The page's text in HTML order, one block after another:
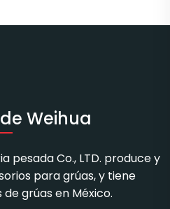
Weihua
pesada Co., LTD. produce y
para grúas, y tiene
grúas en México.